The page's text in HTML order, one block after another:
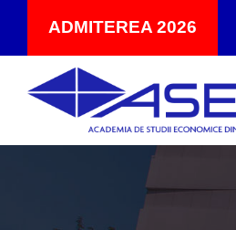
ADMITEREA 2026